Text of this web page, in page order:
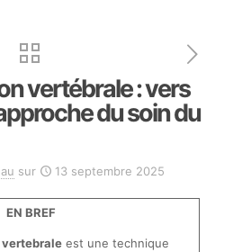
vertébrale : vers
du soin du
sur 13 septembre 2025
EN BREF
est une technique